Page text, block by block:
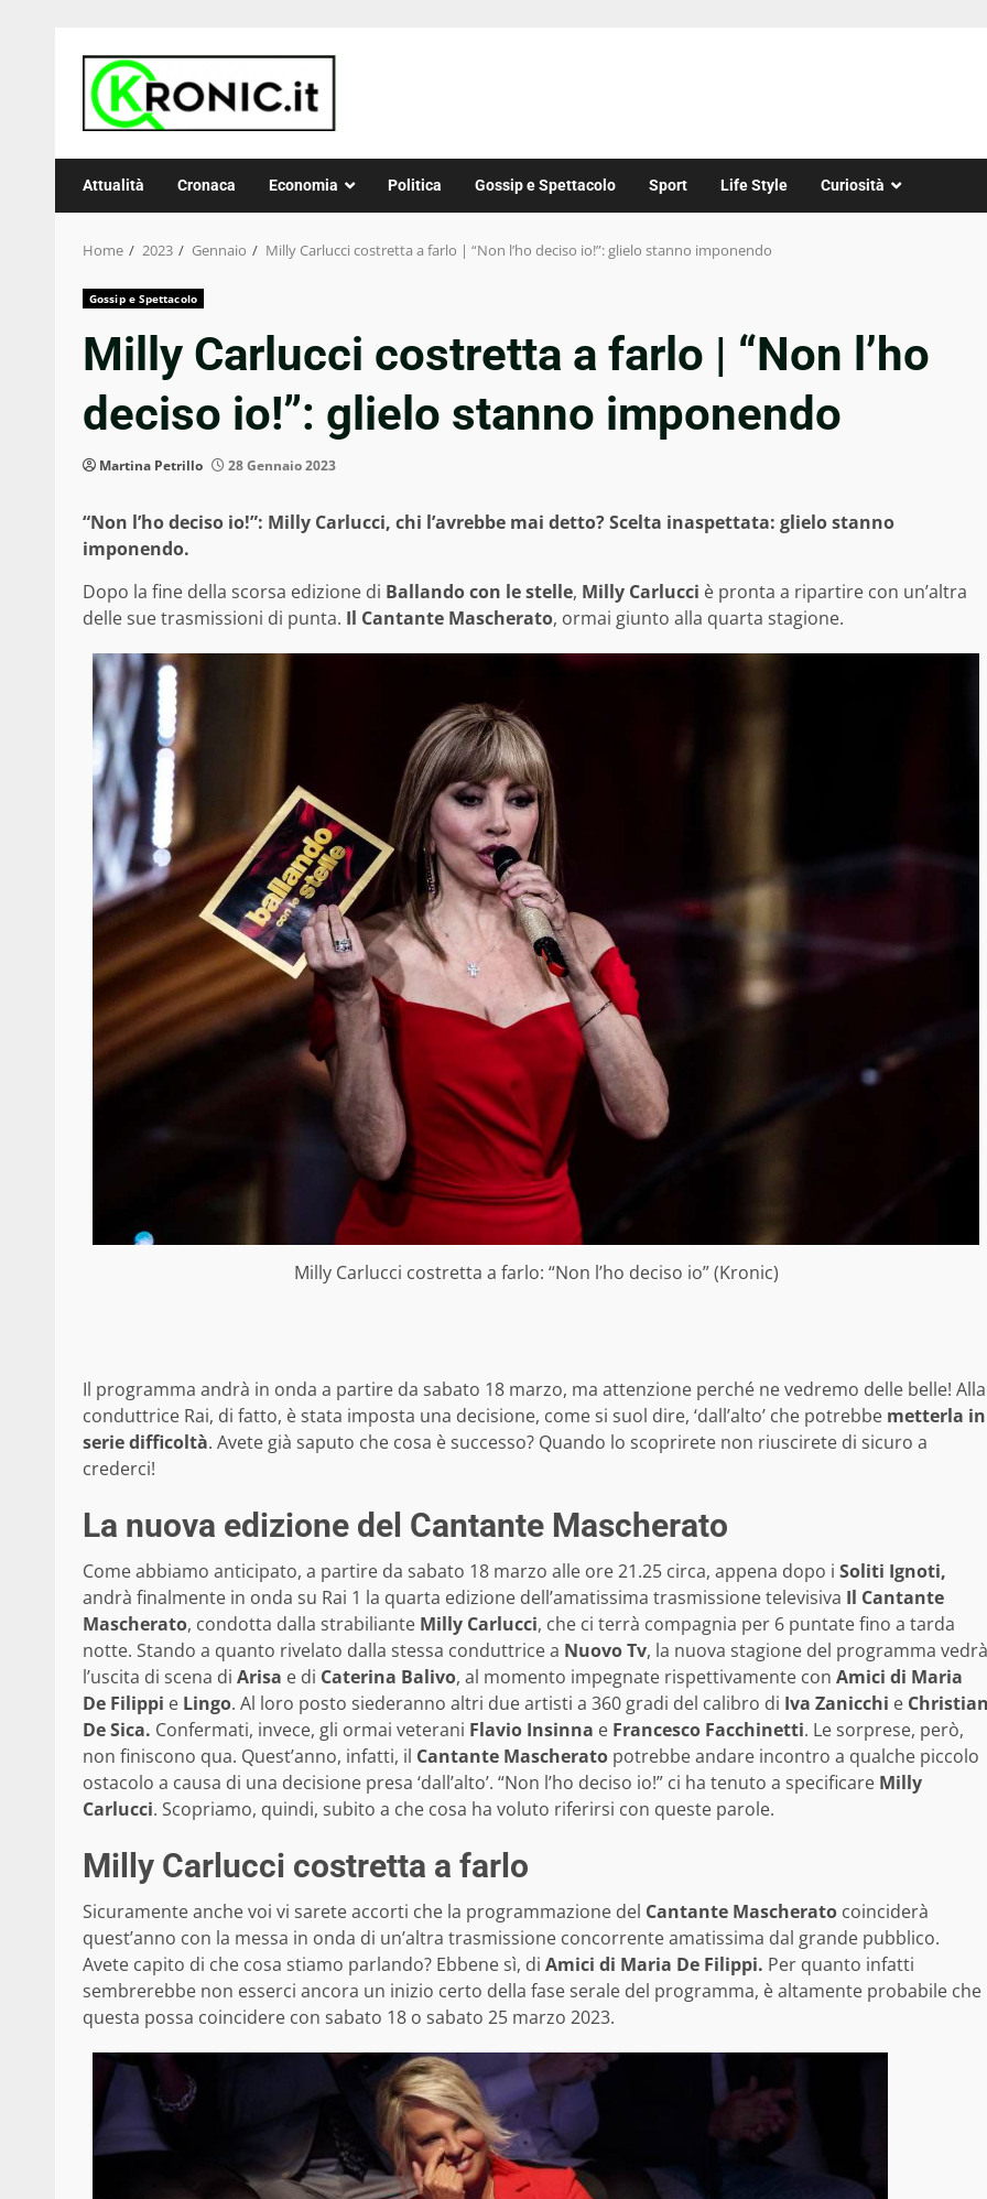
content
Attualità Cronaca Economia Politica Gossip e Spettacolo Sport Life Style Curiosità
Home 2023 Gennaio Milly Carlucci costretta a farlo | “Non l’ho deciso io!”: glielo stanno imponendo
Gossip e Spettacolo
Milly Carlucci costretta a farlo | “Non l’ho
deciso io!”: glielo stanno imponendo
Martina Petrillo 28 Gennaio 2023
“Non l’ho deciso io!”: Milly Carlucci, chi l’avrebbe mai detto? Scelta inaspettata: glielo stanno
imponendo.
Dopo la fine della scorsa edizione di Ballando con le stelle, Milly Carlucci è pronta a ripartire con un’altra
delle sue trasmissioni di punta. Il Cantante Mascherato, ormai giunto alla quarta stagione.
Milly Carlucci costretta a farlo: “Non l’ho deciso io” (Kronic)
Il programma andrà in onda a partire da sabato 18 marzo, ma attenzione perché ne vedremo delle belle! Alla
conduttrice Rai, di fatto, è stata imposta una decisione, come si suol dire, ‘dall’alto’ che potrebbe metterla in
serie difficoltà. Avete già saputo che cosa è successo? Quando lo scoprirete non riuscirete di sicuro a
crederci!
La nuova edizione del Cantante Mascherato
Come abbiamo anticipato, a partire da sabato 18 marzo alle ore 21.25 circa, appena dopo i Soliti Ignoti,
andrà finalmente in onda su Rai 1 la quarta edizione dell’amatissima trasmissione televisiva Il Cantante
Mascherato, condotta dalla strabiliante Milly Carlucci, che ci terrà compagnia per 6 puntate fino a tarda
notte. Stando a quanto rivelato dalla stessa conduttrice a Nuovo Tv, la nuova stagione del programma vedrà
l’uscita di scena di Arisa e di Caterina Balivo, al momento impegnate rispettivamente con Amici di Maria
De Filippi e Lingo. Al loro posto siederanno altri due artisti a 360 gradi del calibro di Iva Zanicchi e
De Sica. Confermati, invece, gli ormai veterani Flavio Insinna e Francesco Facchinetti. Le sorprese, però,
non finiscono qua. Quest’anno, infatti, il Cantante Mascherato potrebbe andare incontro a qualche piccolo
ostacolo a causa di una decisione presa ‘dall’alto’. “Non l’ho deciso io!” ci ha tenuto a specificare Milly
Carlucci. Scopriamo, quindi, subito a che cosa ha voluto riferirsi con queste parole.
Milly Carlucci costretta a farlo
Sicuramente anche voi vi sarete accorti che la programmazione del Cantante Mascherato coinciderà
quest’anno con la messa in onda di un’altra trasmissione concorrente amatissima dal grande pubblico.
Avete capito di che cosa stiamo parlando? Ebbene sì, di Amici di Maria De Filippi. Per quanto infatti
sembrerebbe non esserci ancora un inizio certo della fase serale del programma, è altamente probabile che
questa possa coincidere con sabato 18 o sabato 25 marzo 2023.